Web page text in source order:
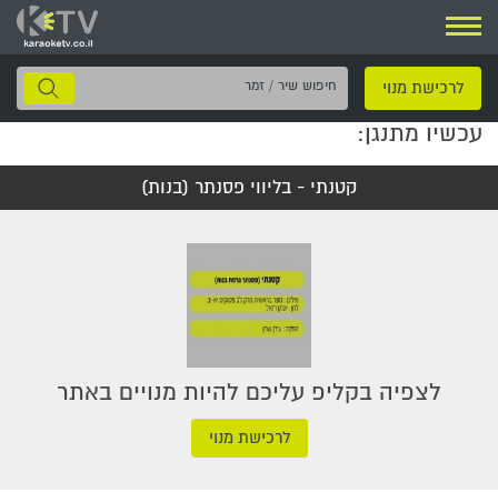
ניווט
לרכישת מנוי
חיפוש
שיר
עכשיו מתנגן:
קטנתי - בליווי פסנתר (בנות)
לצפיה בקליפ עליכם להיות מנויים באתר
לרכישת מנוי